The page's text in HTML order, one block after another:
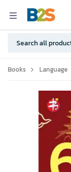
Books Language